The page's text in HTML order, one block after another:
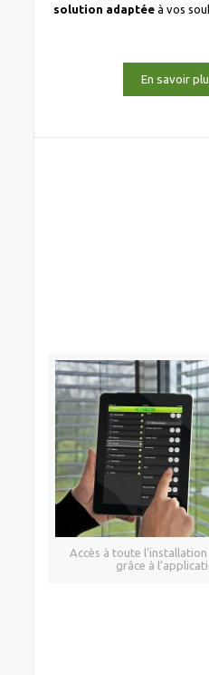
solution adaptéeà vos
En savoir
Accès à toute
grâce à